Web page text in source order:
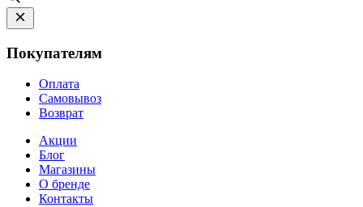
Покупателям
Оплата
Самовывоз
Возврат
Акции
Блог
Магазины
О бренде
Контакты